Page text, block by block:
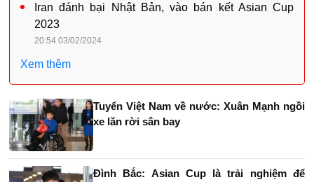
Iran đánh bại Nhật Bản, vào bán kết Asian Cup
2023
20:54 03/02/2024
Xem thêm
Tuyển Việt Nam về nước: Xuân Mạnh ngồi
xe lăn rời sân bay
Đình Bắc: Asian Cup là trải nghiệm để